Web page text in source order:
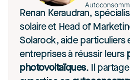
Renan Keraudran,
solaire et Head of
Solarock, aide particuliers
entreprises à réussir leurs
photovoltaïques. Il